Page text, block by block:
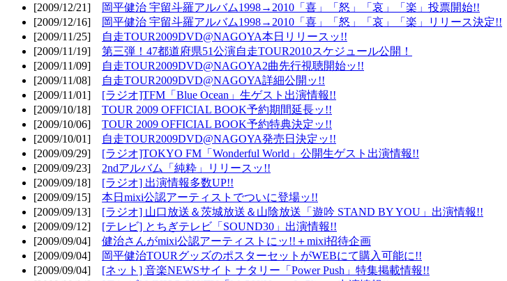
[2009/12/21]
岡平健治 宇留斗羅アルバム1998→2010「喜」「怒」「哀」「楽」投票開始!!
[2009/12/16]
岡平健治 宇留斗羅アルバム1998→2010「喜」「怒」「哀」「楽」リリース決定!!
[2009/11/25]
自走TOUR2009DVD@NAGOYA本日リリースッ!!
[2009/11/19] 第三弾！47都道府県51公演自走TOUR2010スケジュール公開！
[2009/11/09]
自走TOUR2009DVD@NAGOYA2曲先行視聴開始ッ!!
[2009/11/08]
自走TOUR2009DVD@NAGOYA詳細公開ッ!!
[2009/11/01] [ラジオ]TFM「Blue Ocean」生ゲスト出演情報!!
[2009/10/18] TOUR 2009 OFFICIAL BOOK予約期間延長ッ!!
[2009/10/06] TOUR 2009 OFFICIAL BOOK予約特典決定ッ!!
[2009/10/01]
自走TOUR2009DVD@NAGOYA発売日決定ッ!!
[2009/09/29] [ラジオ]TOKYO FM「Wonderful World」公開生ゲスト出演情報!!
[2009/09/23] 2ndアルバム「純粋」リリースッ!!
[2009/09/18] [ラジオ] 出演情報多数UP!!
[2009/09/15] 本日mixi公認アーティストでついに登場ッ!!
[2009/09/13] [ラジオ] 山口放送＆茨城放送＆山陰放送「遊吟 STAND BY YOU」出演情報!!
[2009/09/12] [テレビ] とちぎテレビ「SOUND30」出演情報!!
[2009/09/04] 健治さんがmixi公認アーティストにッ!!＋mixi招待企画
[2009/09/04]
岡平健治TOURグッズのポスターセットがWEBにて購入可能に!!
[2009/09/04] [ネット] 音楽NEWSサイト ナタリー「Power Push」特集掲載情報!!